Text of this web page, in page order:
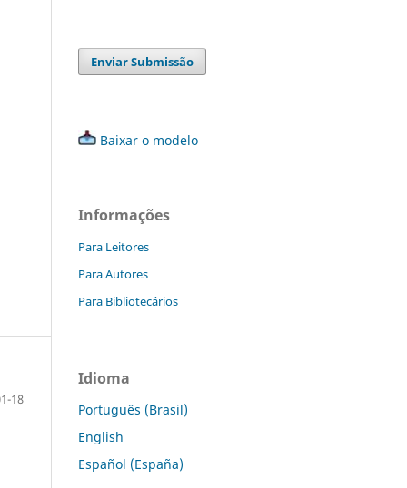
18
Enviar Submissão
Baixar o modelo
Informações
Para Leitores
Para Autores
Para Bibliotecários
Idioma
Português (Brasil)
English
Español (España)